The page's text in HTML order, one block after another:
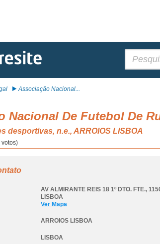
Associação Nacional...
Nacional De Futebol De
desportivas, n.e., ARROIOS LISBOA
votos)
AV ALMIRANTE REIS 18 1º DTO. FTE.,
LISBOA
Ver Mapa
ARROIOS LISBOA
LISBOA